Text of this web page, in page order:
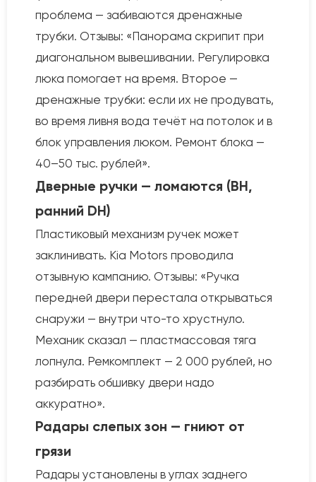
проблема — забиваются дренажные
трубки. Отзывы: «Панорама скрипит при
диагональном вывешивании. Регулировка
люка помогает на время. Второе —
дренажные трубки: если их не продувать,
во время ливня вода течёт на потолок и в
блок управления люком. Ремонт блока —
40–50 тыс. рублей».
Дверные ручки — ломаются (BH,
ранний DH)
Пластиковый механизм ручек может
заклинивать. Kia Motors проводила
отзывную кампанию. Отзывы: «Ручка
передней двери перестала открываться
снаружи — внутри что-то хрустнуло.
Механик сказал — пластмассовая тяга
лопнула. Ремкомплект — 2 000 рублей, но
разбирать обшивку двери надо
аккуратно».
Радары слепых зон — гниют от
грязи
Радары установлены в углах заднего